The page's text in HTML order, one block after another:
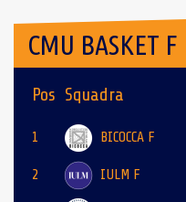
CMU BASKET F
Pos Squadra
1 BICOCCA F
2 IULM F